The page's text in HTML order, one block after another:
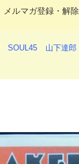
メルマガ登録・解除
SOUL45
山下達郎